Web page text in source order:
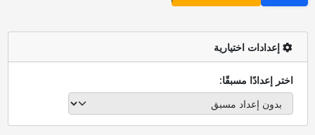
إعدادات اختيارية
اختر إعدادًا مسبقًا: